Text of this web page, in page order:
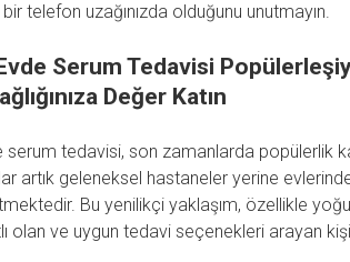
telefon uzağınızda olduğunu unutmayın.
Serum Tedavisi
Değer Katın
serum tedavisi, son zamanlarda popülerlik
artık geleneksel hastaneler yerine
Bu yenilikçi yaklaşım, özellikle
olan ve uygun tedavi seçenekleri arayan